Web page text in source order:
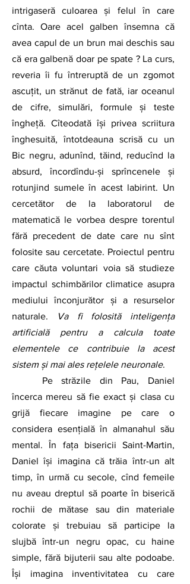
intrigaseră culoarea și felul în care
cînta. Oare acel galben însemna că
avea capul de un brun mai deschis sau
că era galbenă doar pe spate ? La curs,
reveria îi fu întreruptă de un zgomot
ascuțit, un strănut de fată, iar oceanul
de cifre, simulări, formule și teste
îngheță. Cîteodată își privea scriitura
înghesuită, întotdeauna scrisă cu un
Bic negru, adunînd, tăind, reducînd la
absurd, încordîndu-și sprîncenele și
rotunjind sumele în acest labirint. Un
cercetător de la laboratorul de
matematică le vorbea despre torentul
fără precedent de date care nu sînt
folosite sau cercetate. Proiectul pentru
care căuta voluntari voia să studieze
impactul schimbărilor climatice asupra
mediului înconjurător și a resurselor
naturale.
Va fi folosită inteligența
artificială pentru a calcula toate
elementele ce contribuie la acest
sistem și mai ales rețelele neuronale
Pe străzile din Pau, Daniel
încerca mereu să fie exact și clasa cu
grijă fiecare imagine pe care o
considera esențială în almanahul său
mental. În fața bisericii Saint-Martin,
Daniel își imagina că trăia într-un alt
timp, în urmă cu secole, cînd femeile
nu aveau dreptul să poarte în biserică
rochii de mătase sau din materiale
colorate și trebuiau să participe la
slujbă într-un negru opac, cu haine
simple, fără bijuterii sau alte podoabe.
Își imagina inventivitatea cu care